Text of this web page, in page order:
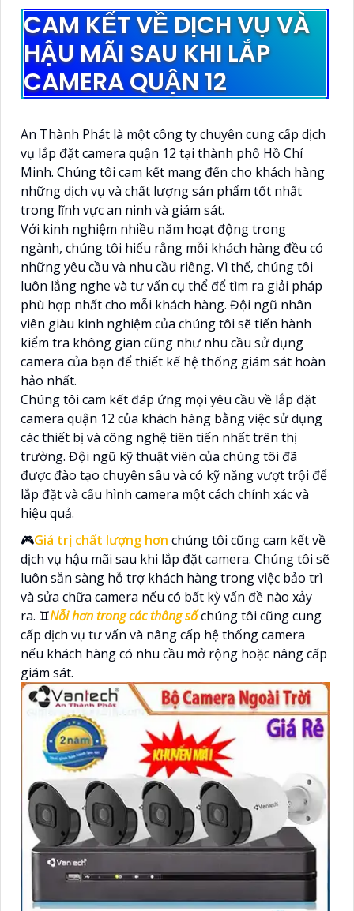
CAM KẾT VỀ DỊCH VỤ VÀ
HẬU MÃI SAU KHI LẮP
CAMERA QUẬN 12
An Thành Phát là một công ty chuyên cung cấp dịch
vụ lắp đặt camera quận 12 tại thành phố Hồ Chí
Minh. Chúng tôi cam kết mang đến cho khách hàng
những dịch vụ và chất lượng sản phẩm tốt nhất
trong lĩnh vực an ninh và giám sát.
Với kinh nghiệm nhiều năm hoạt động trong
ngành, chúng tôi hiểu rằng mỗi khách hàng đều có
những yêu cầu và nhu cầu riêng. Vì thế, chúng tôi
luôn lắng nghe và tư vấn cụ thể để tìm ra giải pháp
phù hợp nhất cho mỗi khách hàng. Đội ngũ nhân
viên giàu kinh nghiệm của chúng tôi sẽ tiến hành
kiểm tra không gian cũng như nhu cầu sử dụng
camera của bạn để thiết kế hệ thống giám sát hoàn
hảo nhất.
Chúng tôi cam kết đáp ứng mọi yêu cầu về lắp đặt
camera quận 12 của khách hàng bằng việc sử dụng
các thiết bị và công nghệ tiên tiến nhất trên thị
trường. Đội ngũ kỹ thuật viên của chúng tôi đã
được đào tạo chuyên sâu và có kỹ năng vượt trội để
lắp đặt và cấu hình camera một cách chính xác và
hiệu quả.
🎮Giá trị chất lượng hơn chúng tôi cũng cam kết về
dịch vụ hậu mãi sau khi lắp đặt camera. Chúng tôi sẽ
luôn sẵn sàng hỗ trợ khách hàng trong việc bảo trì
và sửa chữa camera nếu có bất kỳ vấn đề nào xảy
ra. ♊Nỗi hơn trong các thông sốchúng tôi cũng cung
cấp dịch vụ tư vấn và nâng cấp hệ thống camera
nếu khách hàng có nhu cầu mở rộng hoặc nâng cấp
giám sát.